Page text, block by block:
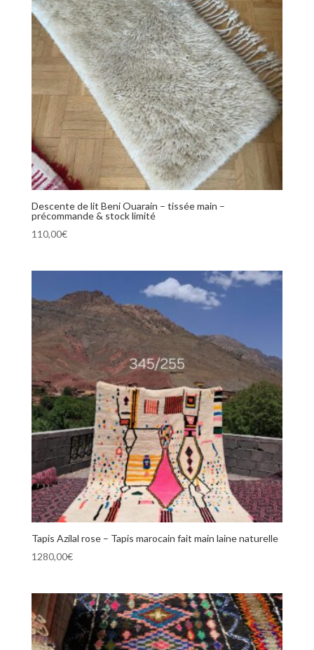
Descente de lit Beni Ouarain – tissée main –
précommande & stock limité
110,00€
Tapis Azilal rose – Tapis marocain fait main laine naturelle
1280,00€